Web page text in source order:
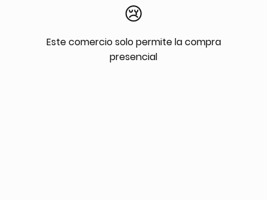
😢
Este comercio solo permite la compra
presencial